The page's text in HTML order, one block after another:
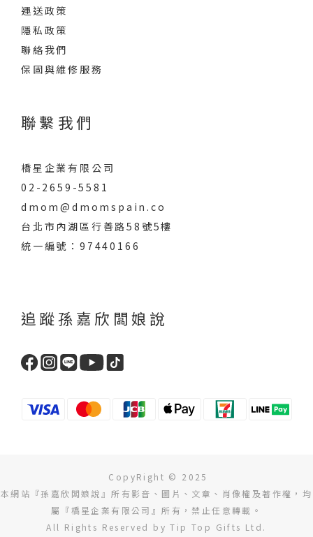
運送政策
隱私政策
聯絡我們
保固與維修服務
聯繫我們
橋星企業有限公司
02-2659-5581
dmom@dmomspain.co
台北市內湖區行善路58號5樓
統一編號：97440166
追蹤孫嘉欣闆娘說
CopyRight © 2025
本網站『孫嘉欣闆娘說』所有影音、圖片、文章、肖像權及著作權，均
屬『橋星企業有限公司』所有，禁止任意轉載。
All Rights Reserved by Tip Top Gifts Ltd.